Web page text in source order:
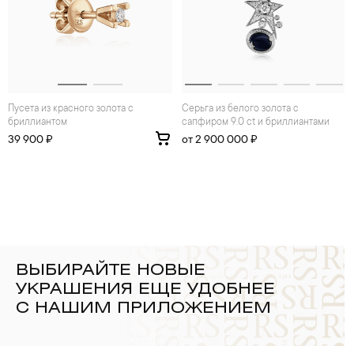
Пусета из красного золота с
бриллиантом
39 900 ₽
Серьга из белого золота с
сапфиром 9.0 ct и бриллиантами
от 2 900 000 ₽
ВЫБИРАЙТЕ НОВЫЕ
УКРАШЕНИЯ ЕЩЕ УДОБНЕЕ
С НАШИМ ПРИЛОЖЕНИЕМ